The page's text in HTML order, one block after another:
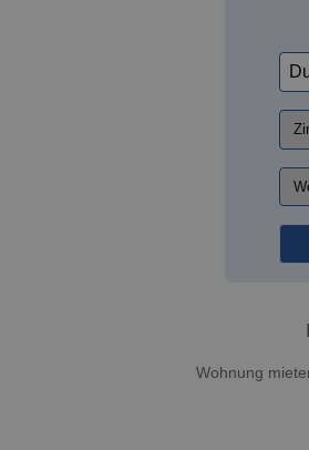
Wohnung